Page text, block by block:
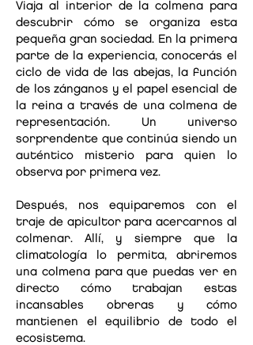
Viaja al interior de la colmena para
descubrir cómo se organiza esta
pequeña gran sociedad. En la primera
parte de la experiencia, conocerás el
ciclo de vida de las abejas, la función
de los zánganos y el papel esencial de
la reina a través de una colmena de
representación. Un universo
sorprendente que continúa siendo un
auténtico misterio para quien lo
observa por primera vez.
Después, nos equiparemos con el
traje de apicultor para acercarnos al
colmenar. Allí, y siempre que la
climatología lo permita, abriremos
una colmena para que puedas ver en
directo cómo trabajan estas
incansables obreras y cómo
mantienen el equilibrio de todo el
ecosistema.